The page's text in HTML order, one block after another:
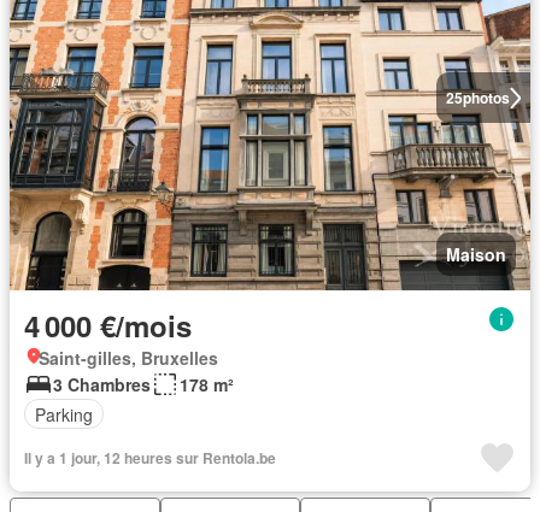
25photos
Maison
4 000 €/mois
Saint-gilles, Bruxelles
3 Chambres
178 m²
Parking
Il y a 1 jour, 12 heures sur Rentola.be